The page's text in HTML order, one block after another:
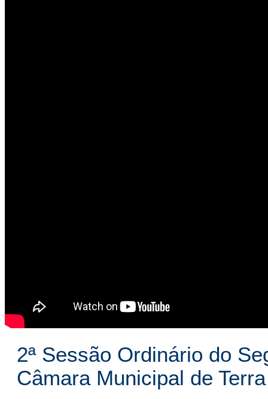
2ª Sessão Ordinário do
Câmara Municipal de